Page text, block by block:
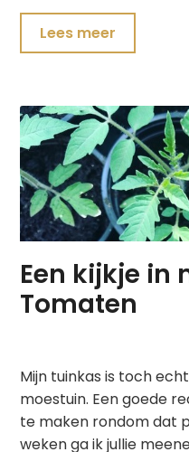
Lees meer
Een kijkje in
Tomaten
Mijn tuinkas is toch
moestuin. Een goede
te maken rondom dat
weken ga ik jullie